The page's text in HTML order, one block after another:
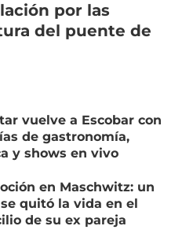
por las
del puente de
vuelve a Escobar con
de gastronomía,
y shows en vivo
en Maschwitz: un
quitó la vida en el
de su ex pareja